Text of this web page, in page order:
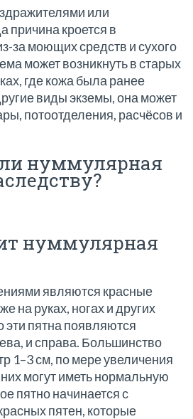
или
причина кроется в
за моющих средств и сухого
может возникнуть в старых
где кожа была ранее
виды экземы, она может
потоотделения, расчёсов и
нуммулярная
нуммулярная
являются красные
на руках, ногах и других
эти пятна появляются
и справа. Большинство
1–3 см, по мере увеличения
могут иметь нормальную
пятно начинается с
пятен, которые